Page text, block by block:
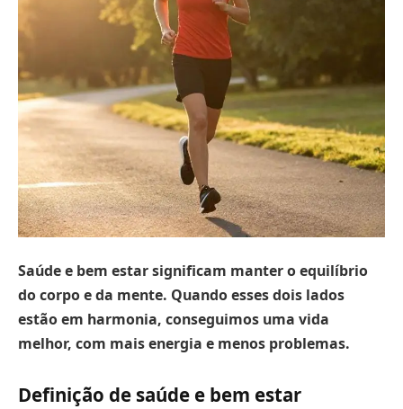
Saúde e bem estar significam manter o equilíbrio
do corpo e da mente. Quando esses dois lados
estão em harmonia, conseguimos uma vida
melhor, com mais energia e menos problemas.
Definição de saúde e bem estar